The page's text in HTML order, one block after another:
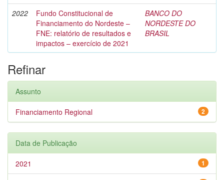
2022
Fundo Constitucional de
Financiamento do Nordeste –
FNE: relatório de resultados e
impactos – exercício de 2021
BANCO DO
NORDESTE DO
BRASIL
Refinar
Assunto
2
Financiamento Regional
Data de Publicação
1
2021